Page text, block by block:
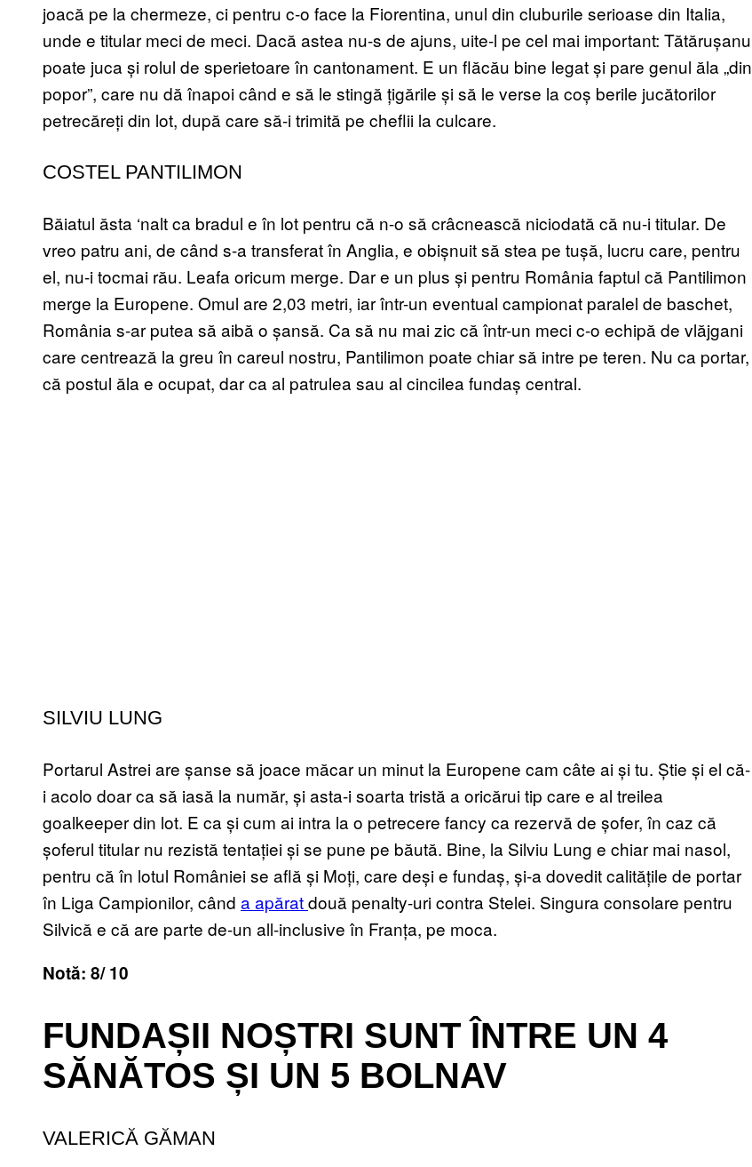
joacă pe la chermeze, ci pentru c-o face la Fiorentina, unul din cluburile serioase din Italia,
unde e titular meci de meci. Dacă astea nu-s de ajuns, uite-l pe cel mai important: Tătărușanu
poate juca și rolul de sperietoare în cantonament. E un flăcău bine legat și pare genul ăla „din
popor”, care nu dă înapoi când e să le stingă țigările și să le verse la coș berile jucătorilor
petrecăreți din lot, după care să-i trimită pe cheflii la culcare.
COSTEL PANTILIMON
Băiatul ăsta ‘nalt ca bradul e în lot pentru că n-o să crâcnească niciodată că nu-i titular. De
vreo patru ani, de când s-a transferat în Anglia, e obișnuit să stea pe tușă, lucru care, pentru
el, nu-i tocmai rău. Leafa oricum merge. Dar e un plus și pentru România faptul că Pantilimon
merge la Europene. Omul are 2,03 metri, iar într-un eventual campionat paralel de baschet,
România s-ar putea să aibă o șansă. Ca să nu mai zic că într-un meci c-o echipă de vlăjgani
care centrează la greu în careul nostru, Pantilimon poate chiar să intre pe teren. Nu ca portar,
că postul ăla e ocupat, dar ca al patrulea sau al cincilea fundaș central.
SILVIU LUNG
Portarul Astrei are șanse să joace măcar un minut la Europene cam câte ai și tu. Știe și el că-
i acolo doar ca să iasă la număr, și asta-i soarta tristă a oricărui tip care e al treilea
goalkeeper din lot. E ca și cum ai intra la o petrecere fancy ca rezervă de șofer, în caz că
șoferul titular nu rezistă tentației și se pune pe băută. Bine, la Silviu Lung e chiar mai nasol,
pentru că în lotul României se află și Moți, care deși e fundaș, și-a dovedit calitățile de portar
în Liga Campionilor, când a apăratdouă penalty-uri contra Stelei. Singura consolare pentru
Silvică e că are parte de-un all-inclusive în Franța, pe moca.
Notă: 8/ 10
FUNDAȘII NOȘTRI SUNT ÎNTRE UN 4
SĂNĂTOS ȘI UN 5 BOLNAV
VALERICĂ GĂMAN